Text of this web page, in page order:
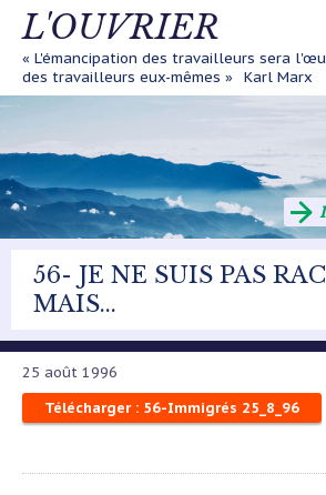
Aller
principal
L'OUVRIER
« L'émancipation des travailleurs sera
des travailleurs eux-mêmes »
Karl Marx
56- JE NE SUIS PAS
MAIS...
25 août 1996
Télécharger : 56-Immigrés 25_8_96